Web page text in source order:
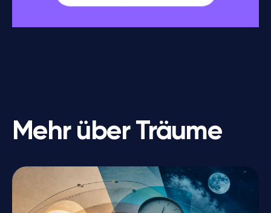
Mehr über Träume